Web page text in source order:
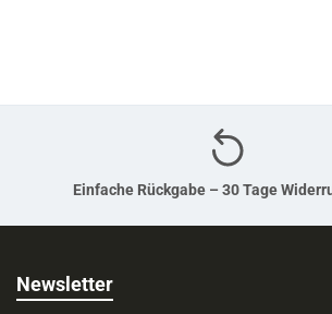
Einfache Rückgabe – 30 Tage
Newsletter